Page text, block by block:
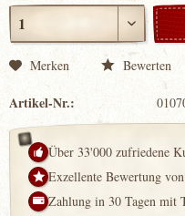
Merken Bewerten
Artikel-Nr.:
Über 33'000 zufriedene
Exzellente Bewertung
Zahlung in 30 Tagen mit